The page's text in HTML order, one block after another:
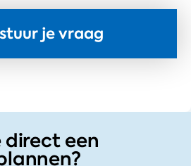
direct een